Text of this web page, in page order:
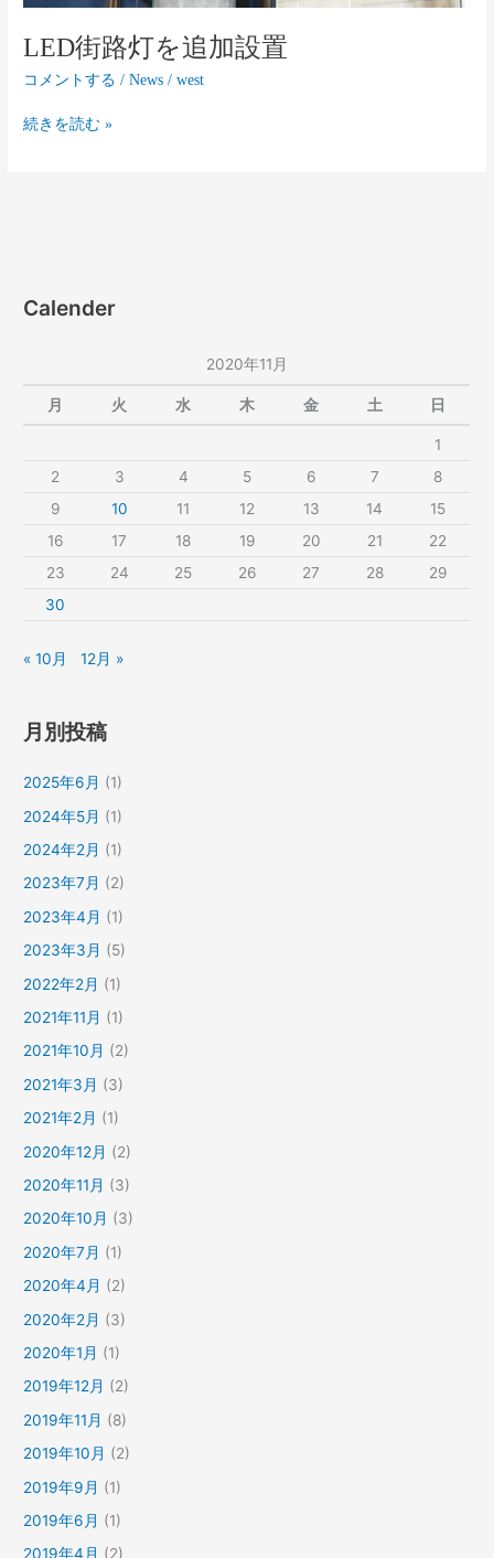
LED街路灯を追加設置
コメントする /News /west
続きを読む »
Calender
2020年11月
月 火 水 木 金 土 日
1
2
3 4 5 6 7
8
9
10 11 12 13 14
15
16
17 18 19 20 21
22
23
24 25 26 27 28
29
30
« 10月 12月 »
月別投稿
2025年6月 (1)
2024年5月 (1)
2024年2月 (1)
2023年7月 (2)
2023年4月 (1)
2023年3月 (5)
2022年2月 (1)
2021年11月 (1)
2021年10月 (2)
2021年3月 (3)
2021年2月 (1)
2020年12月 (2)
2020年11月 (3)
2020年10月 (3)
2020年7月 (1)
2020年4月 (2)
2020年2月 (3)
2020年1月 (1)
2019年12月 (2)
2019年11月 (8)
2019年10月 (2)
2019年9月 (1)
2019年6月 (1)
2019年4月 (2)